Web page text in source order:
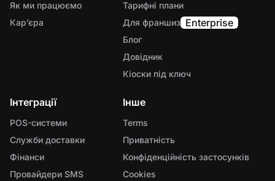
Як ми працюємо
Карʼєра
Тарифні плани
Для франшиз Enterprise
Блог
Довідник
Кіоски під ключ
Інтеграції
POS-системи
Служби доставки
Фінанси
Провайдери SMS
Інше
Terms
Приватність
Конфіденційність застосунків
Cookies